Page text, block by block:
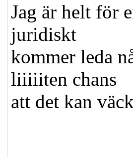
Jag är helt för
juridiskt
kommer leda
liiiiiten chans
att det kan